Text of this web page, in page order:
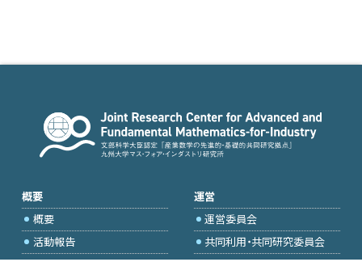
概要
概要
活動報告
運営
運営委員会
共同利用・共同研究委員会